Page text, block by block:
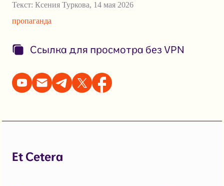
Текст: Ксения Туркова, 14 мая 2026
пропаганда
Ссылка для просмотра без VPN
Et Cetera